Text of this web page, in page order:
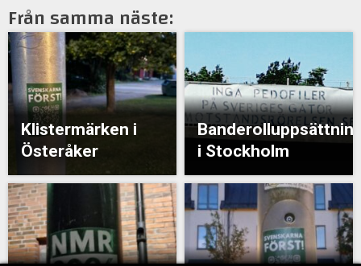
Från samma näste:
Klistermärken i
Österåker
i Stockholm